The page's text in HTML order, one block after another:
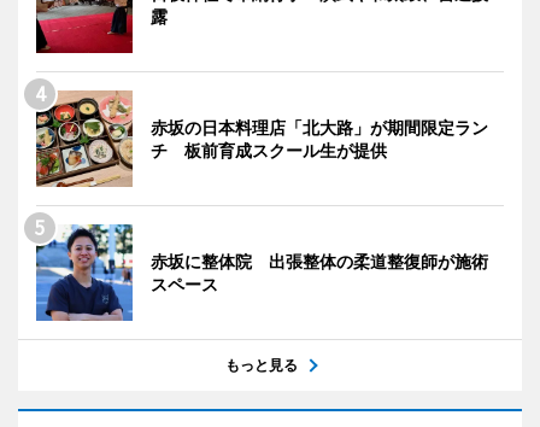
露
赤坂の日本料理店「北大路」が期間限定ラン
チ 板前育成スクール生が提供
赤坂に整体院 出張整体の柔道整復師が施術
スペース
もっと見る